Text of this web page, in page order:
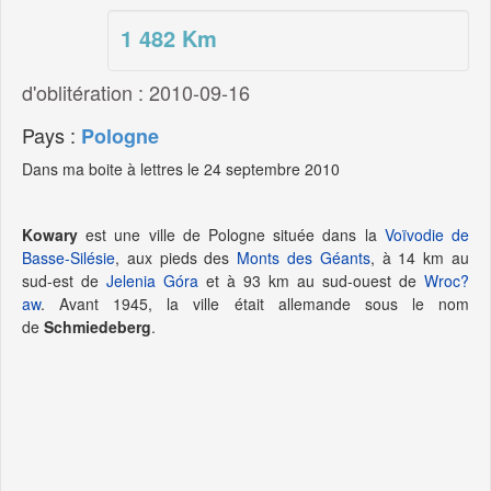
1 482 Km
d'oblitération : 2010-09-16
Pays : Pologne
Dans ma boite à lettres le 24 septembre 2010
Kowary est une ville de Pologne située dans la Voïvodie de
Basse-Silésie, aux pieds des Monts des Géants, à 14 km au
sud-est de Jelenia Góra et à 93 km au sud-ouest de Wroc?
aw. Avant 1945, la ville était allemande sous le nom
de Schmiedeberg.